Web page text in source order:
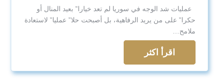
عمليات شد الوجه في سوريا لم تعد خيارا” بعيد المنال أو
حكرا” على من يريد الرفاهية، بل أصبحت حلا” عمليا” لاستعادة
ملامح…
اقرأ اكثر